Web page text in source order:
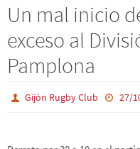
Un mal inicio
exceso al
Pamplona
Gijón Rugby Club 27/